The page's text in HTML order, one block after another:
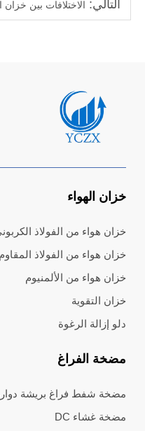
التالي: الاختلافات بين خزان
خزان الهواء
خزان هواء من الفولاذ
خزان هواء من الفولاذ
خزان هواء من الألمنيوم
خزان التقوية
دلو إزالة الرغوة
مضخة الفراغ
مضخة شفط فراغ بريشة
مضخة غشاء DC